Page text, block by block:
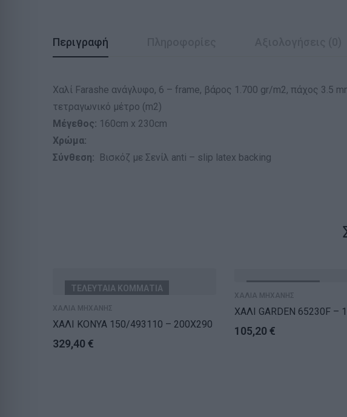
Περιγραφή
Χαλί Farashe ανάγλυφο, 6 – frame, βάρος 1.700 gr/m2, πάχος 3.5
τετραγωνικό μέτρο (m2)
Μέγεθος: 160cm x 230cm
Χρώμα:
Σύνθεση: Βισκόζ με Σενίλ anti – slip latex backing
ΤΕΛΕΥΤΑΙΑ ΚΟΜΜΑΤΙΑ
ΧΑΛΙΑ ΜΗΧΑΝΗΣ
ΧΑΛΙ ΚΟΝΥΑ 150/493110 – 200X290
329,40 €
ΧΑΛΙΑ ΜΗΧΑΝΗΣ
ΧΑΛΙ GARDEN 65230F –
105,20 €